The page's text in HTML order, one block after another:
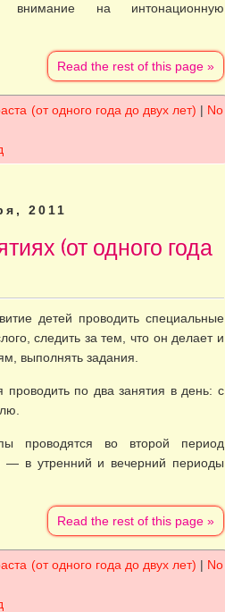
внимание на интонационную
Read the rest of this page »
(от одного года до двух лет) | No
2011
(от одного года
детей проводить специальные
следить за тем, что он делает и
выполнять задания.
проводить по два занятия в день: с
проводятся во второй период
— в утренний и вечерний периоды
Read the rest of this page »
(от одного года до двух лет) | No